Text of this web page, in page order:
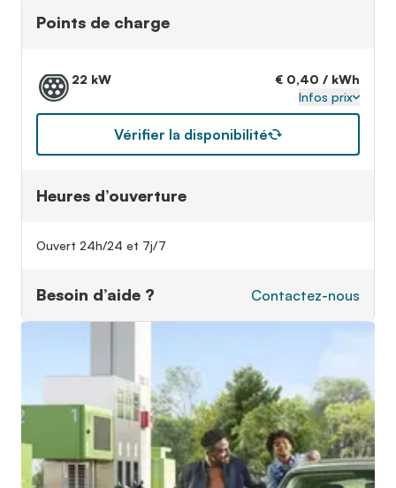
Points de charge
22 kW
€ 0,40 / kWh
Infos prix
Vérifier la disponibilité
Heures d’ouverture
Ouvert 24h/24 et 7j/7
Besoin d’aide ? Contactez-nous